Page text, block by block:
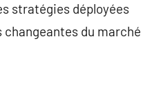
stratégies déployées
du marché